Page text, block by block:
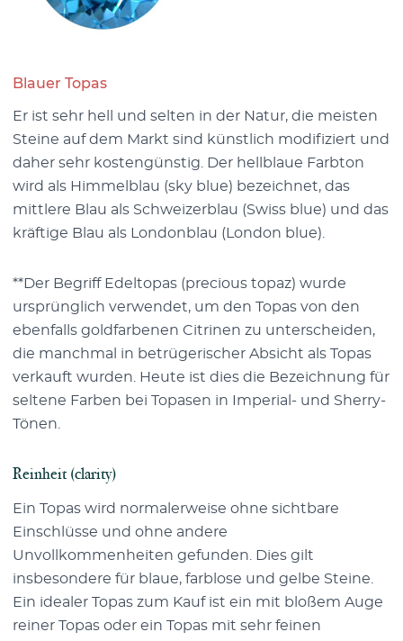
Blauer Topas
Er ist sehr hell und selten in der Natur, die meisten
Steine auf dem Markt sind künstlich modifiziert und
daher sehr kostengünstig. Der hellblaue Farbton
wird als Himmelblau (sky blue) bezeichnet, das
mittlere Blau als Schweizerblau (Swiss blue) und das
kräftige Blau als Londonblau (London blue).
**Der Begriff Edeltopas (precious topaz) wurde
ursprünglich verwendet, um den Topas von den
ebenfalls goldfarbenen Citrinen zu unterscheiden,
die manchmal in betrügerischer Absicht als Topas
verkauft wurden. Heute ist dies die Bezeichnung für
seltene Farben bei Topasen in Imperial- und Sherry-
Tönen.
Reinheit (clarity)
Ein Topas wird normalerweise ohne sichtbare
Einschlüsse und ohne andere
Unvollkommenheiten gefunden. Dies gilt
insbesondere für blaue, farblose und gelbe Steine.
Ein idealer Topas zum Kauf ist ein mit bloßem Auge
reiner Topas oder ein Topas mit sehr feinen